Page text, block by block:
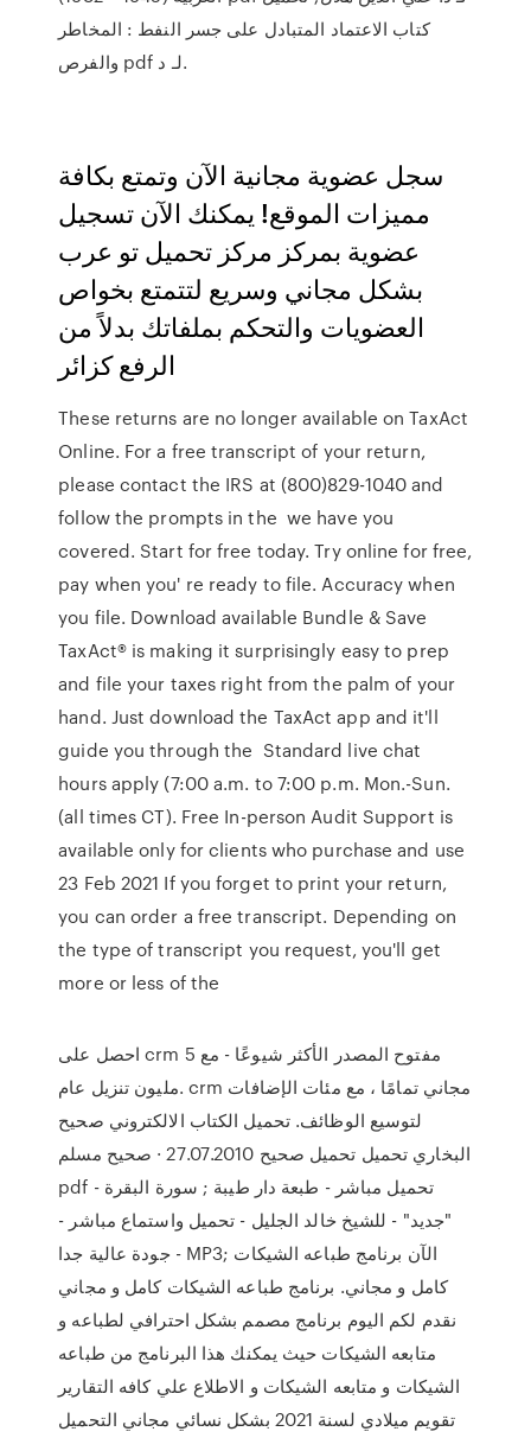
كتاب الاعتماد المتبادل على جسر النفط : المخاطر
والفرص pdf لـ د.
سجل عضوية مجانية الآن وتمتع بكافة
مميزات الموقع! يمكنك الآن تسجيل
عضوية بمركز مركز تحميل تو عرب
بشكل مجاني وسريع لتتمتع بخواص
العضويات والتحكم بملفاتك بدلاً من
الرفع كزائر
These returns are no longer available on TaxAct
Online. For a free transcript of your return,
please contact the IRS at (800)829-1040 and
follow the prompts in the we have you
covered. Start for free today. Try online for free,
pay when you' re ready to file. Accuracy when
you file. Download available Bundle & Save
TaxAct® is making it surprisingly easy to prep
and file your taxes right from the palm of your
hand. Just download the TaxAct app and it'll
guide you through the Standard live chat
hours apply (7:00 a.m. to 7:00 p.m. Mon.-Sun.
(all times CT). Free In-person Audit Support is
available only for clients who purchase and use
23 Feb 2021 If you forget to print your return,
you can order a free transcript. Depending on
the type of transcript you request, you'll get
more or less of the
احصل على crm مفتوح المصدر الأكثر شيوعًا - مع 5
مليون تنزيل عام. crm مجاني تمامًا ، مع مئات الإضافات
لتوسيع الوظائف. تحميل الكتاب الالكتروني صحيح
البخاري تحميل تحميل صحيح 27.07.2010 · صحيح مسلم
pdf - تحميل مباشر - طبعة دار طيبة ; سورة البقرة
"جديد" - للشيخ خالد الجليل - تحميل واستماع مباشر -
جودة عالية جدا - MP3; الآن برنامج طباعه الشيكات
كامل و مجاني. برنامج طباعه الشيكات كامل و مجاني
نقدم لكم اليوم برنامج مصمم بشكل احترافي لطباعه و
متابعه الشيكات حيث يمكنك هذا البرنامج من طباعه
الشيكات و متابعه الشيكات و الاطلاع علي كافه التقارير
تقويم ميلادي لسنة 2021 بشكل نسائي مجاني التحميل